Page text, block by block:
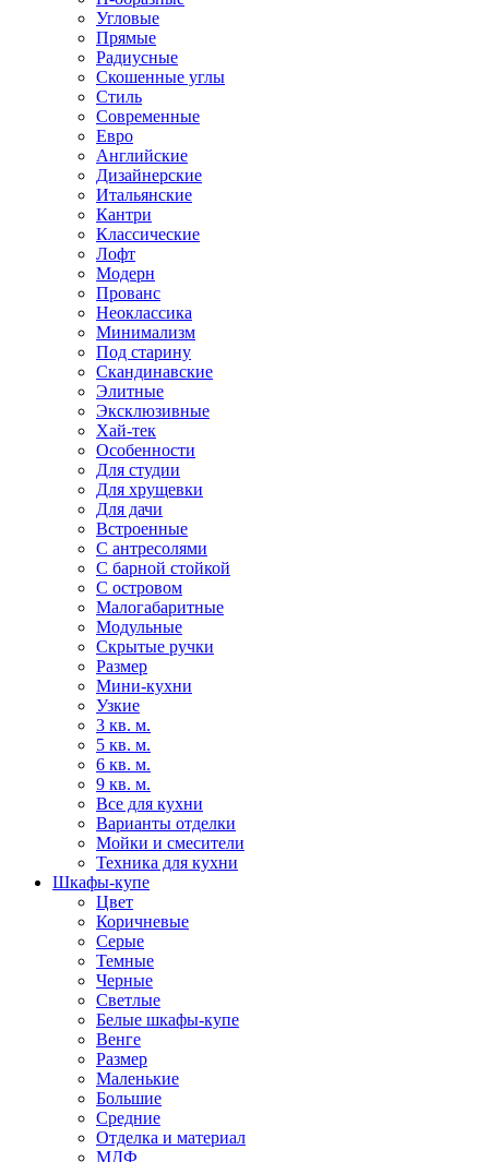
Угловые
Прямые
Радиусные
Скошенные углы
Стиль
Современные
Евро
Английские
Дизайнерские
Итальянские
Кантри
Классические
Лофт
Модерн
Прованс
Неоклассика
Минимализм
Под старину
Скандинавские
Элитные
Эксклюзивные
Хай-тек
Особенности
Для студии
Для хрущевки
Для дачи
Встроенные
С антресолями
С барной стойкой
С островом
Малогабаритные
Модульные
Скрытые ручки
Размер
Мини-кухни
Узкие
3 кв. м.
5 кв. м.
6 кв. м.
9 кв. м.
Все для кухни
Варианты отделки
Мойки и смесители
Техника для кухни
Шкафы-купе
Цвет
Коричневые
Серые
Темные
Черные
Светлые
Белые шкафы-купе
Венге
Размер
Маленькие
Большие
Средние
Отделка и материал
МДФ